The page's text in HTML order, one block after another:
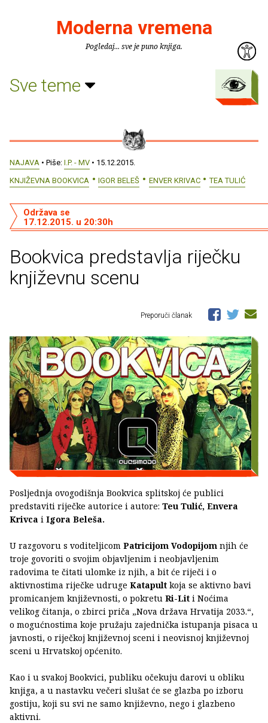
Moderna vremena
Pogledaj... sve je puno knjiga.
Sve teme
NAJAVA • Piše: I.P. - MV • 15.12.2015.
KNJIŽEVNA BOOKVICA
IGOR BELEŠ ENVER KRIVAC TEA TULIĆ
Bookvica predstavlja riječku
književnu scenu
Održava se
17.12.2015. u 20:30h
Preporuči članak
Posljednja ovogodišnja Bookvica splitskoj će publici
predstaviti riječke autorice i autore: Teu Tulić, Envera
Krivca i Igora Beleša.
U razgovoru s voditeljicom Patricijom Vodopijom njih će
troje govoriti o svojim objavljenim i neobjavljenim
radovima te čitati ulomke iz njih, a bit će riječi i o
aktivnostima riječke udruge Katapult koja se aktivno bavi
promicanjem književnosti, o pokretu Ri-Lit i Noćima
velikog čitanja, o zbirci priča „Nova država Hrvatija 2033.“,
o mogućnostima koje pružaju zajednička istupanja pisaca u
javnosti, o riječkoj književnoj sceni i neovisnoj književnoj
sceni u Hrvatskoj općenito.
Kao i u svakoj Bookvici, publiku očekuju darovi u obliku
knjiga, a u nastavku večeri slušat će se glazba po izboru
gostiju, koji su svi ne samo književno, nego i glazbeno
aktivni.